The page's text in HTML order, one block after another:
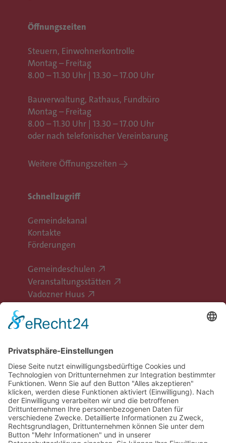
Öffnungszeiten
Steuern, Einwohnerkontrolle
Montag – Freitag
8.00 – 11.30 Uhr | 13.30 – 17.00 Uhr
Bauverwaltung, Rathaus, Fundbüro
Montag – Freitag
8.00 – 11.30 Uhr | 13.30 – 17.00 Uhr
oder nach telefonischer Vereinbarung
Weitere Öffnungszeiten
Schnellzugriff
Gemeindekanal
Kontakte
Förderungen
Gemeindeschulen
Veranstaltungsstätten
Vadozner Huus